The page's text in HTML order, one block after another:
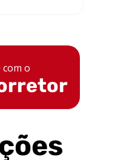
com o